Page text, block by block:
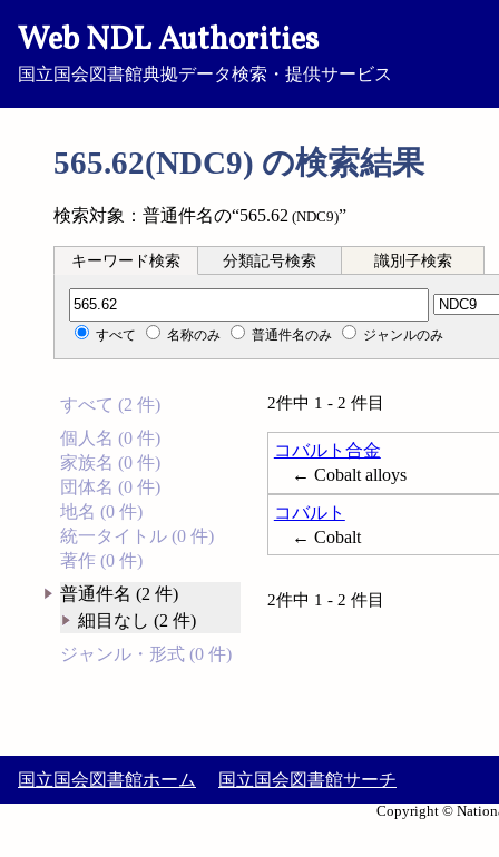
Web NDL Authorities
国立国会図書館典拠データ検索・提供サービス
565.62(NDC9) の検索結果
検索対象：普通件名の“565.62 (NDC9)”
キーワード検索 分類記号検索 識別子検索
分類記号検索
すべて 名称のみ 普通件名のみ ジャンルのみ
すべて (2 件)
個人名 (0 件)
家族名 (0 件)
団体名 (0 件)
地名 (0 件)
統一タイトル (0 件)
著作 (0 件)
普通件名 (2 件)
細目なし (2 件)
ジャンル・形式 (0 件)
2件中 1 - 2 件目
コバルト合金
← Cobalt alloys
コバルト
← Cobalt
2件中 1 - 2 件目
国立国会図書館ホーム 国立国会図書館サーチ
Copyright ©